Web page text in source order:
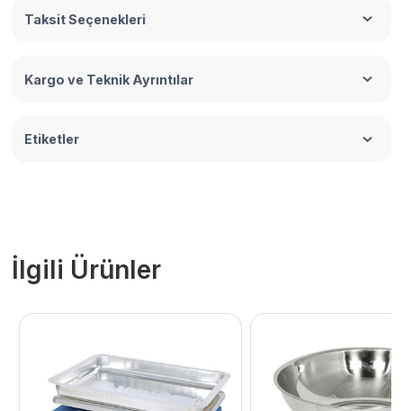
Taksit Seçenekleri
Kargo ve Teknik Ayrıntılar
Etiketler
İlgili Ürünler